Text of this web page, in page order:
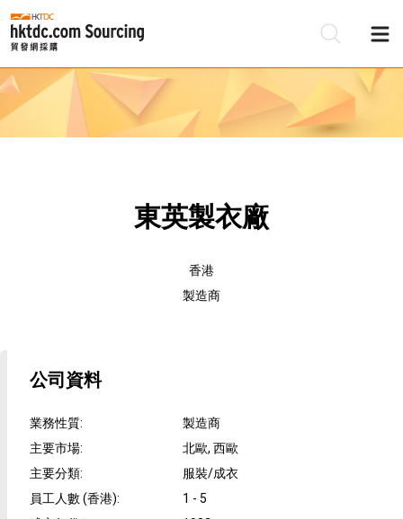
東英製衣廠
香港
製造商
公司資料
業務性質:
製造商
主要市場:
北歐, 西歐
主要分類:
服裝/成衣
員工人數 (香港):
1 - 5